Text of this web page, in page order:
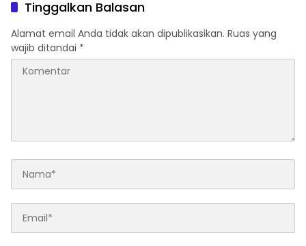
Tinggalkan Balasan
Alamat email Anda tidak akan dipublikasikan. Ruas yang
wajib ditandai *